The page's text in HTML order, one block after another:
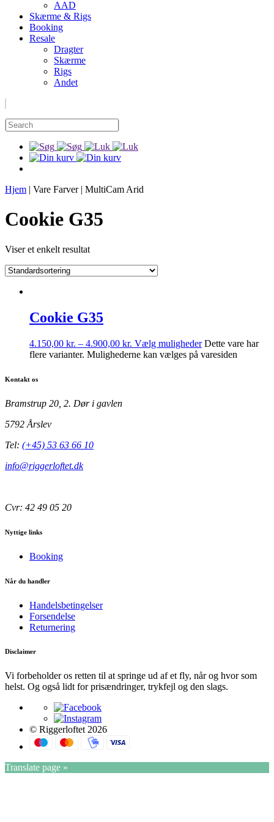
AAD
Skærme & Rigs
Booking
Resale
Dragter
Skærme
Rigs
Andet
Hjem | Vare Farver| MultiCam Arid
Cookie G35
Viser et enkelt resultat
Cookie G35
4.150,00 kr. – 4.900,00 kr. Vælg muligheder Dette vare har
flere varianter. Mulighederne kan vælges på varesiden
Kontakt os
Bramstrup 20, 2. Dør i gavlen
5792 Årslev
Tel: (+45) 53 63 66 10
info@riggerloftet.dk
Cvr: 42 49 05 20
Nyttige links
Booking
Når du handler
Handelsbetingelser
Forsendelse
Returnering
Disclaimer
Vi forbeholder os retten til at springe ud af et fly, når og hvor som
helst. Og også lidt for prisændringer, trykfejl og den slags.
© Riggerloftet 2026
Translate page »